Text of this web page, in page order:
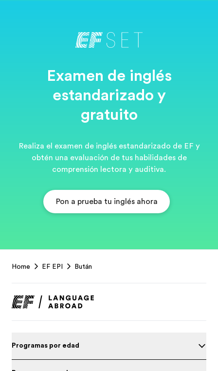
Examen de inglés
estandarizado y
gratuito
Realiza el examen de inglés estandarizado de EF y
obtén una evaluación de tus habilidades de
comprensión lectora y auditiva.
Pon a prueba tu inglés ahora
Footer
Home EF EPI Bután
Programas por edad